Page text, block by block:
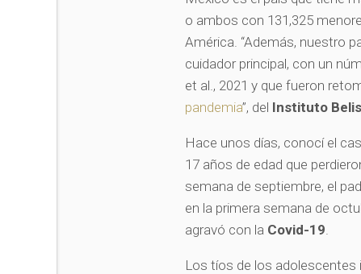
o ambos con 131,325
América. “Además, nuestro
cuidador principal, con un
et al., 2021 y que fueron
pandemia”, del Instituto
Hace unos días, conocí el
17 años de edad que
semana de septiembre, el
en la primera semana de
agravó con la Covid-19.
Los tíos de los adolescentes